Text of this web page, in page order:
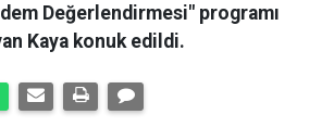
Değerlendirmesi" programı
Kaya konuk edildi.